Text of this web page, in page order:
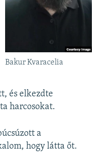
Bakur Kvaracelia
és elkezdte
harcosokat.
a
hogy látta őt.